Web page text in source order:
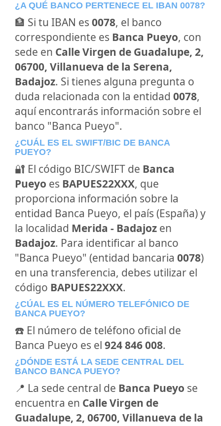
¿A QUÉ BANCO PERTENECE EL IBAN 0078?
🏦 Si tu IBAN es 0078, el banco
correspondiente es Banca Pueyo, con
sede en Calle Virgen de Guadalupe, 2,
06700, Villanueva de la Serena,
Badajoz. Si tienes alguna pregunta o
duda relacionada con la entidad 0078,
aquí encontrarás información sobre el
banco "Banca Pueyo".
¿CUÁL ES EL SWIFT/BIC DE BANCA
PUEYO?
🔐 El código BIC/SWIFT de Banca
Pueyo es BAPUES22XXX, que
proporciona información sobre la
entidad Banca Pueyo, el país (España) y
la localidad Merida - Badajoz en
Badajoz. Para identificar al banco
"Banca Pueyo" (entidad bancaria 0078)
en una transferencia, debes utilizar el
código BAPUES22XXX.
¿CÚAL ES EL NÚMERO TELEFÓNICO DE
BANCA PUEYO?
☎️ El número de teléfono oficial de
Banca Pueyo es el 924 846 008.
¿DÓNDE ESTÁ LA SEDE CENTRAL DEL
BANCO BANCA PUEYO?
📍 La sede central de Banca Pueyo se
encuentra en Calle Virgen de
Guadalupe, 2, 06700, Villanueva de la